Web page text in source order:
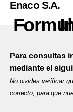
Enaco S.A.
Para consultas
mediante el
No olvides verificar
correcto, para que